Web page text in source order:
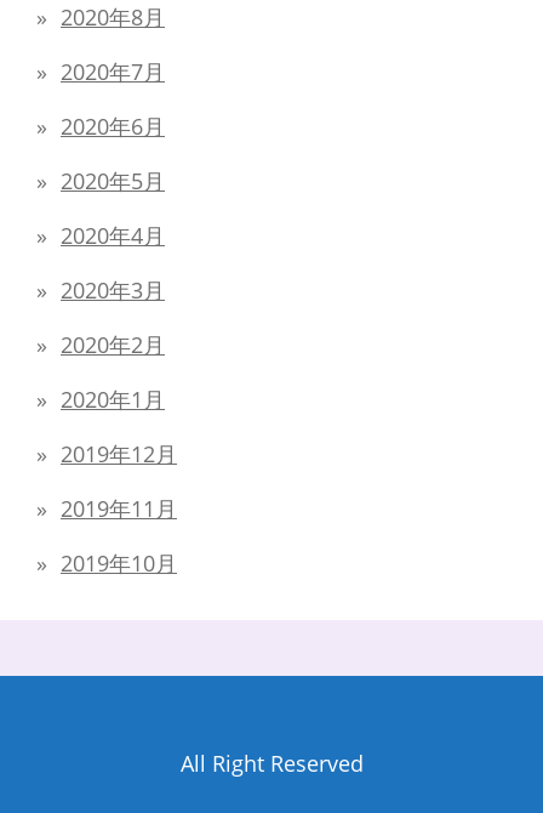
2020年8月
2020年7月
2020年6月
2020年5月
2020年4月
2020年3月
2020年2月
2020年1月
2019年12月
2019年11月
2019年10月
All Right Reserved